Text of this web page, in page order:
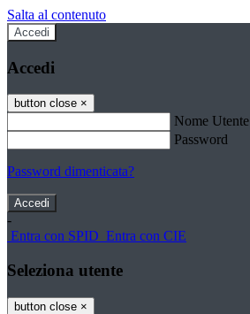
Salta al contenuto
Accedi
Accedi
button close ×
Nome Utente
Password
Password dimenticata?
-
Entra con SPID Entra con CIE
Seleziona utente
button close ×